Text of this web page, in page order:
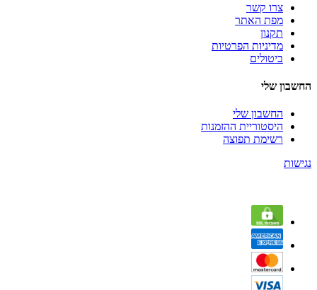
צרו קשר
מפת האתר
תקנון
מדיניות הפרטיות
ביטולים
החשבון שלי
החשבון שלי
היסטוריית ההזמנות
רשימת תפוצה
נגישות